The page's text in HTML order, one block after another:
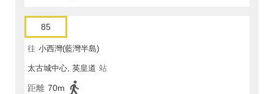
85
往 小西灣(藍灣半島)
太古城中心, 英皇道 站
距離 70m